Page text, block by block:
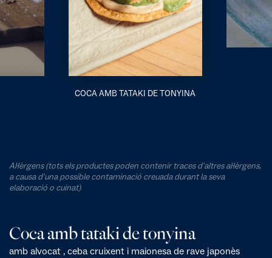
COCA AMB TATAKI DE TONYINA
Al·lèrgens (tots els productes poden contenir traces d'altres al·lèrgens,
a causa d'una possible contaminació creuada durant la seva
elaboració o cuinat)
Coca amb tataki de tonyina
amb alvocat , ceba cruixent i maionesa de rave japonès